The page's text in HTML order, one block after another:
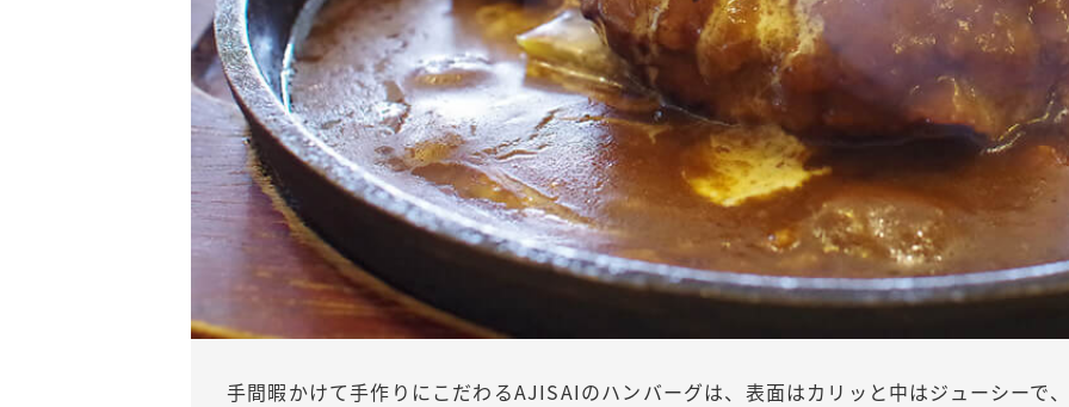
手間暇かけて手作りにこだわるAJISAIのハンバーグは、表面はカリッと中はジューシーで